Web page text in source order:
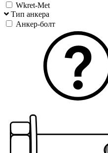
Wkret-Met
Тип анкера
Анкер-болт